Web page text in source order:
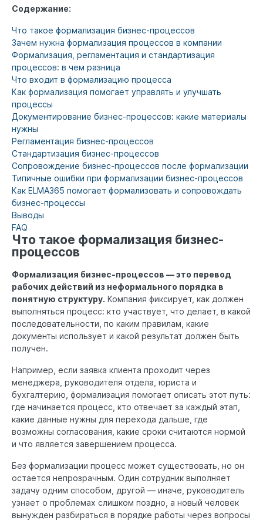
Содержание:
Что такое формализация бизнес-процессов
Зачем нужна формализация процессов в компании
Формализация, регламентация и стандартизация
процессов: в чем разница
Что входит в формализацию процесса
Как формализация помогает управлять и улучшать
процессы
Документирование бизнес-процессов: какие материалы
нужны
Регламентация бизнес-процессов
Стандартизация бизнес-процессов
Сопровождение бизнес-процессов после формализации
Типичные ошибки при формализации бизнес-процессов
Как ELMA365 помогает формализовать и сопровождать
бизнес-процессы
Выводы
FAQ
Что такое формализация бизнес-
процессов
Формализация бизнес-процессов — это перевод
рабочих действий из неформального порядка в
понятную структуру. Компания фиксирует, как должен
выполняться процесс: кто участвует, что делает, в какой
последовательности, по каким правилам, какие
документы использует и какой результат должен быть
получен.
Например, если заявка клиента проходит через
менеджера, руководителя отдела, юриста и
бухгалтерию, формализация помогает описать этот путь:
где начинается процесс, кто отвечает за каждый этап,
какие данные нужны для перехода дальше, где
возможны согласования, какие сроки считаются нормой
и что является завершением процесса.
Без формализации процесс может существовать, но он
остается непрозрачным. Один сотрудник выполняет
задачу одним способом, другой — иначе, руководитель
узнает о проблемах слишком поздно, а новый человек
вынужден разбираться в порядке работы через вопросы